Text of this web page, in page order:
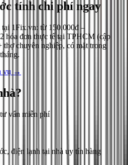
tính chi phí ngay
tại 1Fix.vn: từ 150.000đ –
hóa đơn thực tế tại TPHCM (cập
chuyên nghiệp, có mặt trong
vụ →
?
vấn miễn phí
điện lạnh tại nhà uy tín hàng